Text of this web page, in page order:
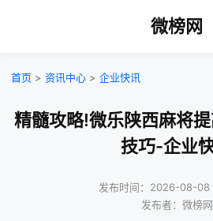
微榜网
首页 > 资讯中心 > 企业快讯
精髓攻略!微乐陕西麻将
技巧-企业
发布时间：2026-08-08
发布者：微榜网